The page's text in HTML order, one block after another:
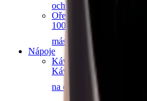
ochucovadla
Ořechová másla
100% ořechová
másla a pasty
Nápoje
Káva
Káva Ochutnej Ořech
na espresso
Značková káva